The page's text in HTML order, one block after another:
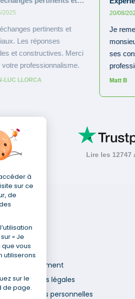
à
sur ce
de
« Je
vous
utiliserons
sur le
de page.
Recrutement
Mentions légales
Données personnelles